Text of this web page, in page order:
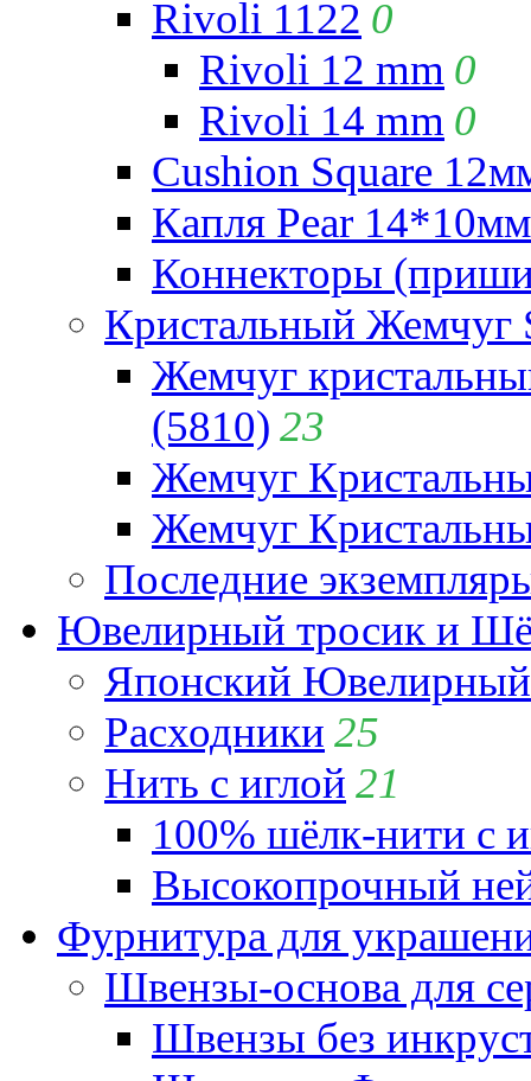
Rivoli 1122 0
Rivoli 12 mm 0
Rivoli 14 mm 0
Cushion Square
Капля Pear
Коннекторы
Кристальный Жемчуг
Жемчуг
(5810) 23
Жемчуг
Жемчуг
Последние
Ювелирный тросик и
Японский
Расходники 25
Нить с иглой 21
100% шёлк-нити с
Высокопрочный
Фурнитура для
Швензы-основа для
Швензы без